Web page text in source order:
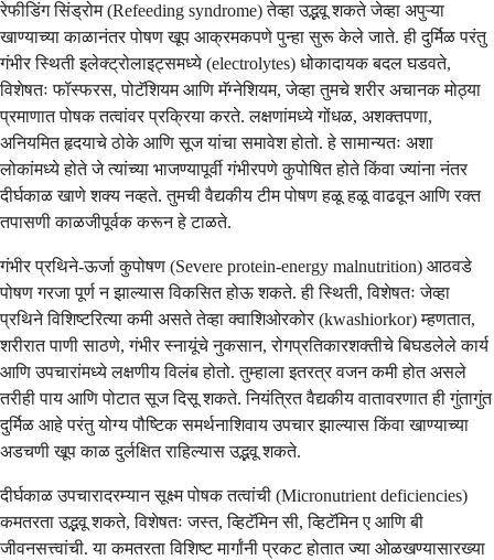
रेफीडिंग सिंड्रोम (Refeeding syndrome) तेव्हा उद्भवू शकते जेव्हा अपुऱ्या
खाण्याच्या काळानंतर पोषण खूप आक्रमकपणे पुन्हा सुरू केले जाते. ही दुर्मिळ परंतु
गंभीर स्थिती इलेक्ट्रोलाइट्समध्ये (electrolytes) धोकादायक बदल घडवते,
विशेषतः फॉस्फरस, पोटॅशियम आणि मॅग्नेशियम, जेव्हा तुमचे शरीर अचानक मोठ्या
प्रमाणात पोषक तत्वांवर प्रक्रिया करते. लक्षणांमध्ये गोंधळ, अशक्तपणा,
अनियमित हृदयाचे ठोके आणि सूज यांचा समावेश होतो. हे सामान्यतः अशा
लोकांमध्ये होते जे त्यांच्या भाजण्यापूर्वी गंभीरपणे कुपोषित होते किंवा ज्यांना नंतर
दीर्घकाळ खाणे शक्य नव्हते. तुमची वैद्यकीय टीम पोषण हळू हळू वाढवून आणि रक्त
तपासणी काळजीपूर्वक करून हे टाळते.
गंभीर प्रथिने-ऊर्जा कुपोषण (Severe protein-energy malnutrition) आठवडे
पोषण गरजा पूर्ण न झाल्यास विकसित होऊ शकते. ही स्थिती, विशेषतः जेव्हा
प्रथिने विशिष्टरित्या कमी असते तेव्हा क्वाशिओरकोर (kwashiorkor) म्हणतात,
शरीरात पाणी साठणे, गंभीर स्नायूंचे नुकसान, रोगप्रतिकारशक्तीचे बिघडलेले कार्य
आणि उपचारांमध्ये लक्षणीय विलंब होतो. तुम्हाला इतरत्र वजन कमी होत असले
तरीही पाय आणि पोटात सूज दिसू शकते. नियंत्रित वैद्यकीय वातावरणात ही गुंतागुंत
दुर्मिळ आहे परंतु योग्य पौष्टिक समर्थनाशिवाय उपचार झाल्यास किंवा खाण्याच्या
अडचणी खूप काळ दुर्लक्षित राहिल्यास उद्भवू शकते.
दीर्घकाळ उपचारादरम्यान सूक्ष्म पोषक तत्वांची (Micronutrient deficiencies)
कमतरता उद्भवू शकते, विशेषतः जस्त, व्हिटॅमिन सी, व्हिटॅमिन ए आणि बी
जीवनसत्त्वांची. या कमतरता विशिष्ट मार्गांनी प्रकट होतात ज्या ओळखण्यासारख्या